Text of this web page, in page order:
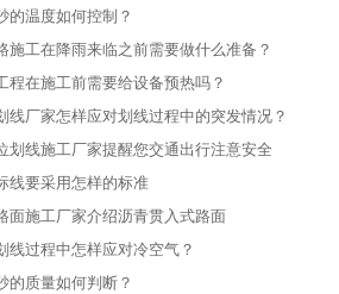
的温度如何控制？
施工在降雨来临之前需要做什么准备？
程在施工前需要给设备预热吗？
线厂家怎样应对划线过程中的突发情况？
划线施工厂家提醒您交通出行注意安全
线要采用怎样的标准
面施工厂家介绍沥青贯入式路面
线过程中怎样应对冷空气？
的质量如何判断？